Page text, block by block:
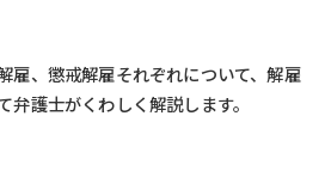
雇、懲戒解雇それぞれについて、解雇
護士がくわしく解説します。